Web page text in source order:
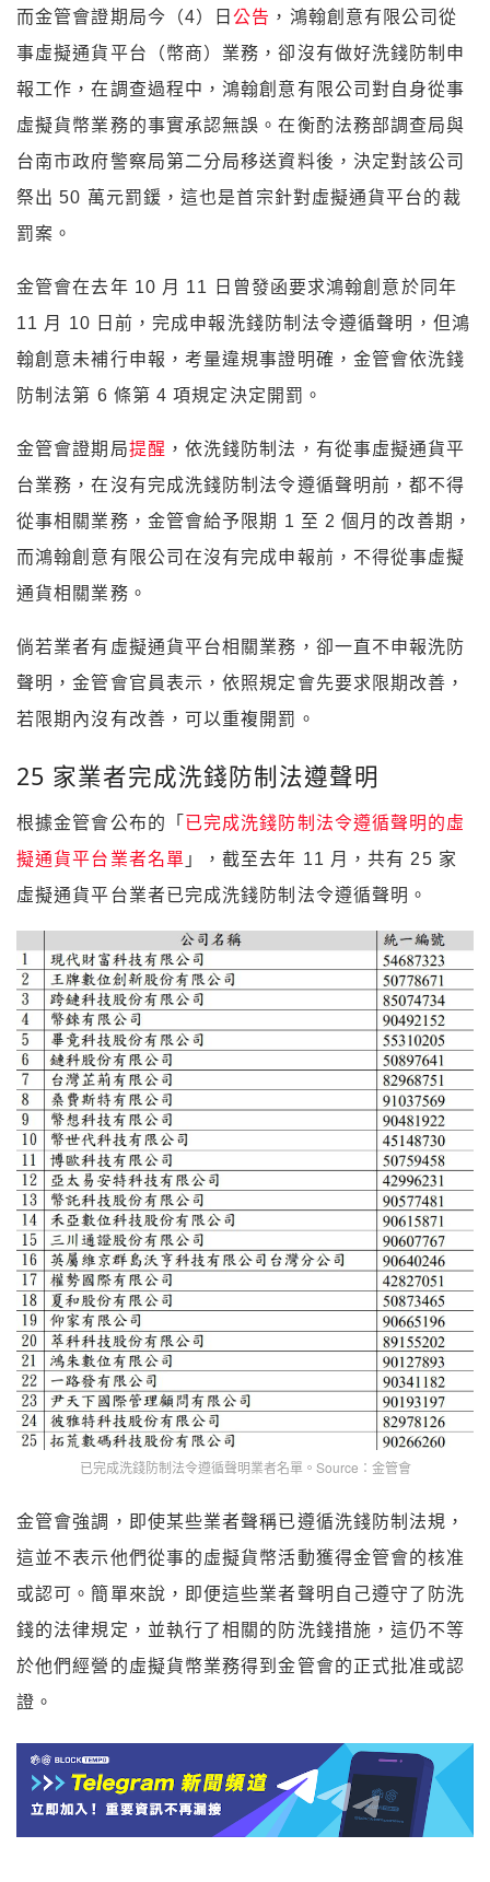
而金管會證期局今（4）日公告 ，鴻翰創意有限公司從
事虛擬通貨平台（幣商）業務，卻沒有做好洗錢防制申
報工作，在調查過程中，鴻翰創意有限公司對自身從事
虛擬貨幣業務的事實承認無誤。在衡酌法務部調查局與
台南市政府警察局第二分局移送資料後，決定對該公司
祭出 50 萬元罰鍰，這也是首宗針對虛擬通貨平台的裁
罰案。
金管會在去年 10 月 11 日曾發函要求鴻翰創意於同年
11 月 10 日前，完成申報洗錢防制法令遵循聲明，但鴻
翰創意未補行申報，考量違規事證明確，金管會依洗錢
防制法第 6 條第 4 項規定決定開罰。
金管會證期局提醒 ，依洗錢防制法，有從事虛擬通貨平
台業務，在沒有完成洗錢防制法令遵循聲明前，都不得
從事相關業務，金管會給予限期 1 至 2 個月的改善期，
而鴻翰創意有限公司在沒有完成申報前，不得從事虛擬
通貨相關業務。
倘若業者有虛擬通貨平台相關業務，卻一直不申報洗防
聲明，金管會官員表示，依照規定會先要求限期改善，
若限期內沒有改善，可以重複開罰。
25 家業者完成洗錢防制法遵聲明
根據金管會公布的「 已完成洗錢防制法令遵循聲明的虛
擬通貨平台業者名單 」，截至去年 11 月，共有 25 家
虛擬通貨平台業者已完成洗錢防制法令遵循聲明。
已完成洗錢防制法令遵循聲明業者名單。Source：金管會
金管會強調，即使某些業者聲稱已遵循洗錢防制法規，
這並不表示他們從事的虛擬貨幣活動獲得金管會的核准
或認可。簡單來說，即便這些業者聲明自己遵守了防洗
錢的法律規定，並執行了相關的防洗錢措施，這仍不等
於他們經營的虛擬貨幣業務得到金管會的正式批准或認
證。